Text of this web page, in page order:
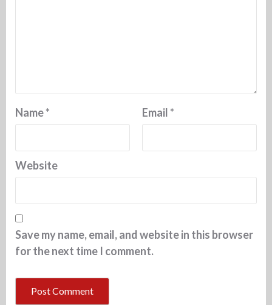
Name* Email*
Website
Save my name, email, and website in this browser
for the next time I comment.